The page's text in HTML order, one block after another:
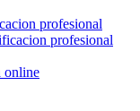
profesional
profesional
online